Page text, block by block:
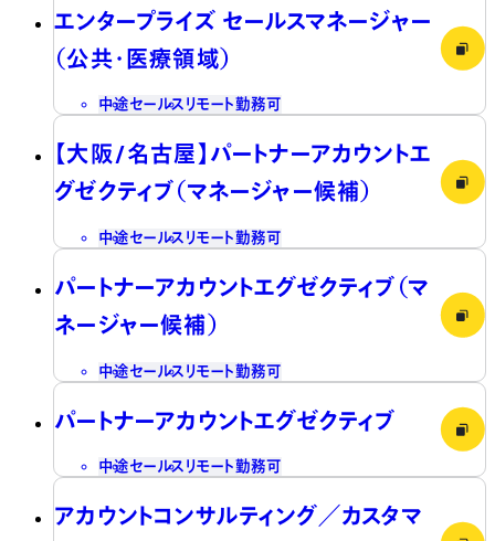
エンタープライズ セールスマネージャー
（公共・医療領域）
中途セールス リモート勤務可
【大阪/名古屋】パートナーアカウントエ
グゼクティブ（マネージャー候補）
中途セールス リモート勤務可
パートナーアカウントエグゼクティブ（マ
ネージャー候補）
中途セールス リモート勤務可
パートナーアカウントエグゼクティブ
中途セールス リモート勤務可
アカウントコンサルティング／カスタマ